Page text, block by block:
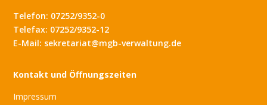
Telefon: 07252/9352-0
Telefax: 07252/9352-12
E-Mail: sekretariat@mgb-verwaltung.de
Kontakt und Öffnungszeiten
Impressum